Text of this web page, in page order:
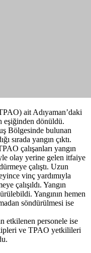
ait Adıyaman’daki
eşiğinden dönüldü.
Bölgesinde bulunan
sırada yangın çıktı.
çalışanları yangın
olay yerine gelen itfaiye
çalıştı. Uzun
vinç yardımıyla
çalışıldı. Yangın
Yangının hemen
söndürülmesi ise
etkilenen personele ise
ve TPAO yetkilileri